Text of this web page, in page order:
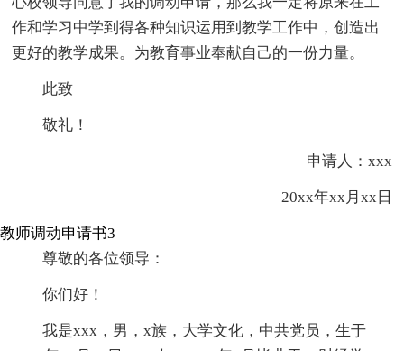
作和学习中学到得各种知识运用到教学工作中，创造出
更好的教学成果。为教育事业奉献自己的一份力量。
此致
敬礼！
申请人：xxx
20xx年xx月xx日
教师调动申请书3
尊敬的各位领导：
你们好！
我是xxx，男，x族，大学文化，中共党员，生于